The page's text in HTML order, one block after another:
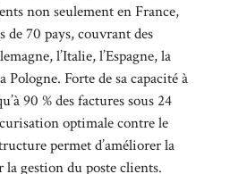
non seulement en France,
de 70 pays, couvrant des
l’Italie, l’Espagne, la
Forte de sa capacité à
90 % des factures sous 24
optimale contre le
permet d’améliorer la
gestion du poste clients.